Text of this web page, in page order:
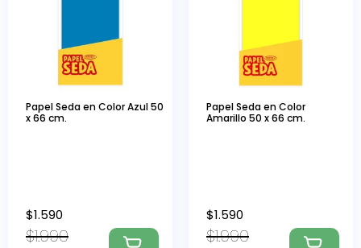
Papel Seda en Color Azul 50
x 66 cm.
$1.990
$1.590
Papel Seda en Color
Amarillo 50 x 66 cm.
$1.990
$1.590